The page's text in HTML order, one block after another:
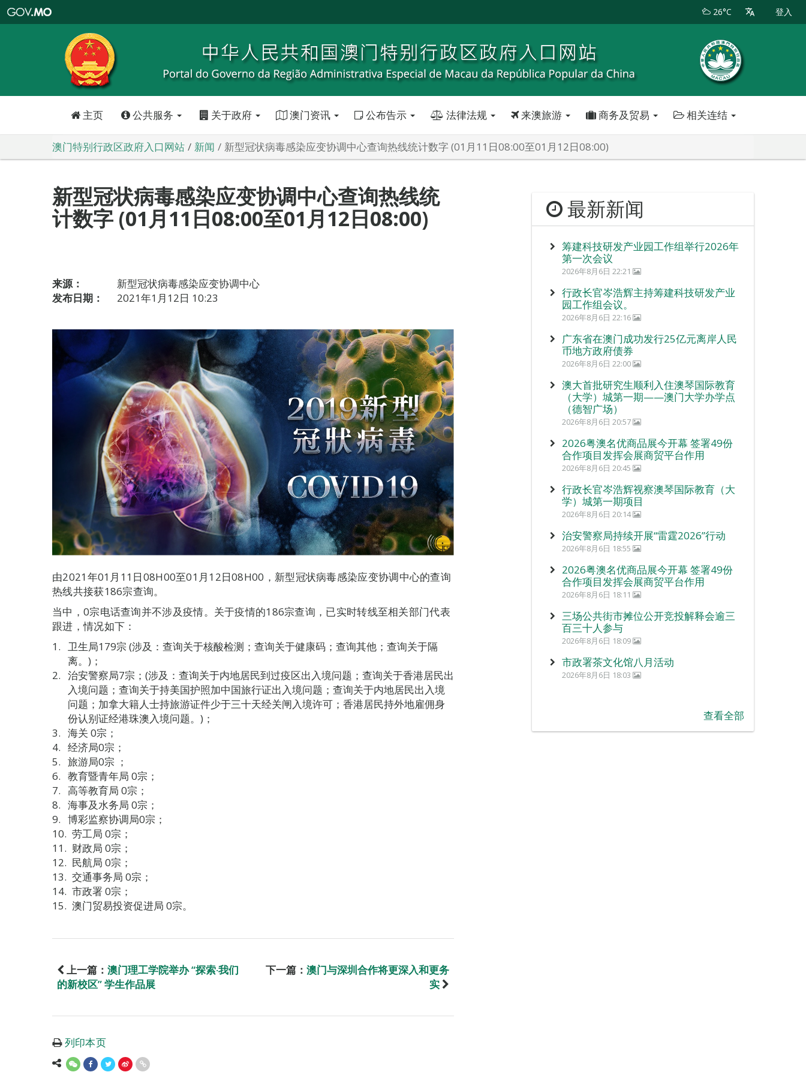
特
政
区
政
口
26°C 登入
主页 公共服务 关于政府 澳门资讯 公布告示 法律法规 来澳旅游 商务及贸易 相关连结
澳门特别行政区政府入口网站 新闻 新型冠状病毒感染应变协调中心查询热线统计数字 (01月11日08:00至01月12日08:00)
新型冠状病毒感染应变协调中心查询热线统
计数字 (01月11日08:00至01月12日08:00)
来源：
新型冠状病毒感染应变协调中心
发布日期：
2021年1月12日 10:23
由2021年01月11日08H00至01月12日08H00，新型冠状病毒感染应变协调中心的查询
热线共接获186宗查询。
当中，0宗电话查询并不涉及疫情。关于疫情的186宗查询，已实时转线至相关部门代表
跟进，情况如下：
卫生局179宗 (涉及：查询关于核酸检测；查询关于健康码；查询其他；查询关于隔
离。)；
治安警察局7宗；(涉及：查询关于内地居民到过疫区出入境问题；查询关于香港居民出
入境问题；查询关于持美国护照加中国旅行证出入境问题；查询关于内地居民出入境
问题；加拿大籍人士持旅游证件少于三十天经关闸入境许可；香港居民持外地雇佣身
份认别证经港珠澳入境问题。)；
海关 0宗；
经济局0宗；
旅游局0宗 ；
教育暨青年局 0宗；
高等教育局 0宗；
海事及水务局 0宗；
博彩监察协调局0宗；
劳工局 0宗；
财政局 0宗；
民航局 0宗；
交通事务局 0宗；
市政署 0宗；
澳门贸易投资促进局 0宗。
上一篇： 澳门理工学院举办 “探索‧我们
的新校区” 学生作品展
下一篇： 澳门与深圳合作将更深入和更务
实
列印本页
最新新闻
筹建科技研发产业园工作组举行2026年
第一次会议
2026年8月6日 22:21
行政长官岑浩辉主持筹建科技研发产业
园工作组会议。
2026年8月6日 22:16
广东省在澳门成功发行25亿元离岸人民
币地方政府债券
2026年8月6日 22:00
澳大首批研究生顺利入住澳琴国际教育
（大学）城第一期——澳门大学办学点
（德智广场）
2026年8月6日 20:57
2026粤澳名优商品展今开幕 签署49份
合作项目发挥会展商贸平台作用
2026年8月6日 20:45
行政长官岑浩辉视察澳琴国际教育（大
学）城第一期项目
2026年8月6日 20:14
治安警察局持续开展“雷霆2026”行动
2026年8月6日 18:55
2026粤澳名优商品展今开幕 签署49份
合作项目发挥会展商贸平台作用
2026年8月6日 18:11
三场公共街市摊位公开竞投解释会逾三
百三十人参与
2026年8月6日 18:09
市政署茶文化馆八月活动
2026年8月6日 18:03
查看全部